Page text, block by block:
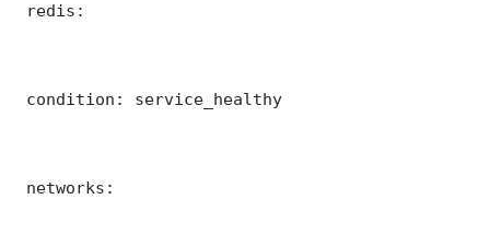
redis:
condition: service_healthy
networks: